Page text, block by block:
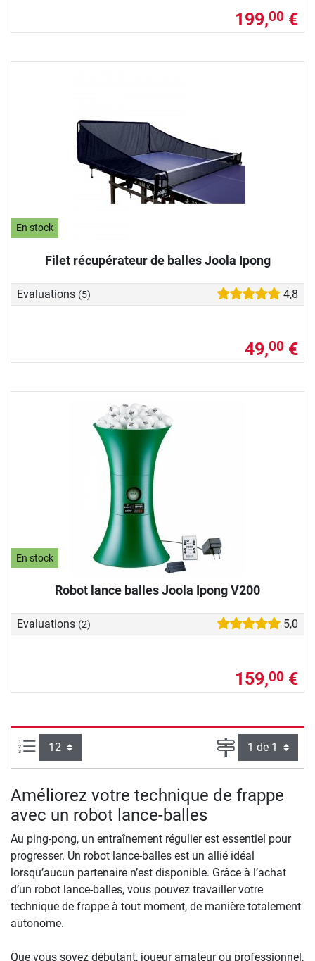
199,00 €
En stock
Filet récupérateur de balles Joola Ipong
Evaluations (5) 4,8
49,00 €
En stock
Robot lance balles Joola Ipong V200
Evaluations (2) 5,0
159,00 €
Articles par page : Page
Améliorez votre technique de frappe
avec un robot lance-balles
Au ping-pong, un entraînement régulier est essentiel pour
progresser. Un robot lance-balles est un allié idéal
lorsqu’aucun partenaire n’est disponible. Grâce à l’achat
d’un robot lance-balles, vous pouvez travailler votre
technique de frappe à tout moment, de manière totalement
autonome.
Que vous soyez débutant, joueur amateur ou professionnel,